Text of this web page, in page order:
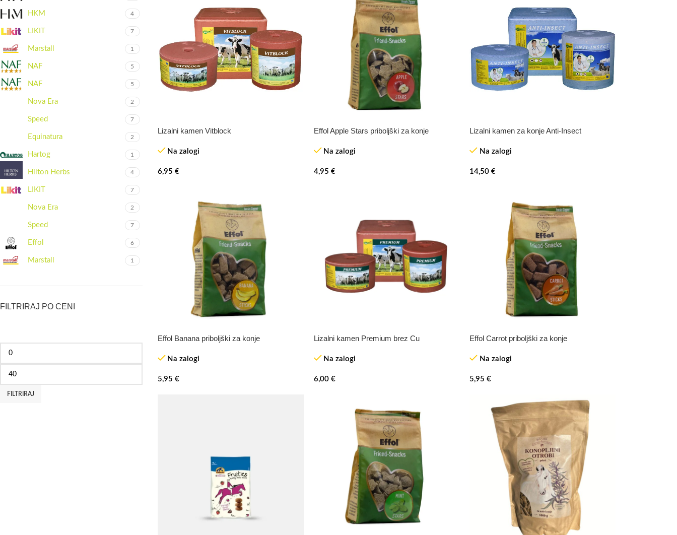
HKM 4
LIKIT 7
Marstall 1
NAF 5
NAF 5
Nova Era 2
Speed 7
Equinatura 2
Hartog 1
Hilton Herbs 4
LIKIT 7
Nova Era 2
Speed 7
Effol 6
Marstall 1
FILTRIRAJ PO CENI
FILTRIRAJ
Lizalni kamen Vitblock
Na zalogi
6,95 €
Effol Apple Stars priboljški za konje
Na zalogi
4,95 €
Lizalni kamen za konje Anti-Insect
Na zalogi
14,50€
Effol Banana priboljški za konje
Na zalogi
5,95 €
Lizalni kamen Premium brez Cu
Na zalogi
6,00 €
Effol Carrot priboljški za konje
Na zalogi
5,95€